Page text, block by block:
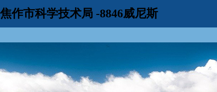
焦作市科学技术局 -8846威尼斯